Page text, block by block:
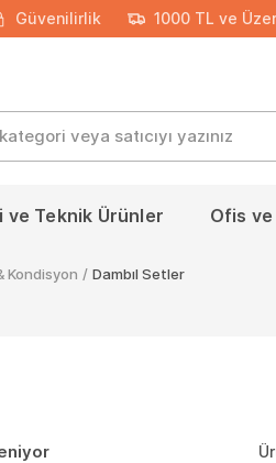
Güvenilirlik 1000 TL ve
ve Teknik Ürünler Ofis
Kondisyon / Dambıl Setler